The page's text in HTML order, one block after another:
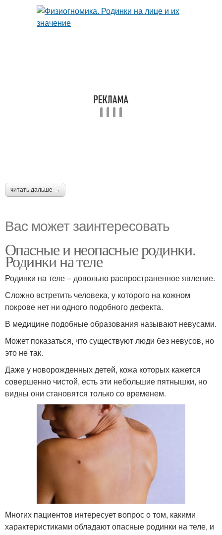
читать дальше →
Вас может заинтересовать
Опасные и неопасные родинки.
Родинки на теле
Родинки на теле – довольно распространенное явление.
Сложно встретить человека, у которого на кожном
покрове нет ни одного подобного дефекта.
В медицине подобные образования называют невусами.
Может показаться, что существуют люди без невусов, но
это не так.
Даже у новорожденных детей, кожа которых кажется
совершенно чистой, есть эти небольшие пятнышки, но
видны они становятся только со временем.
Многих пациентов интересует вопрос о том, какими
характеристиками обладают опасные родинки на теле, и